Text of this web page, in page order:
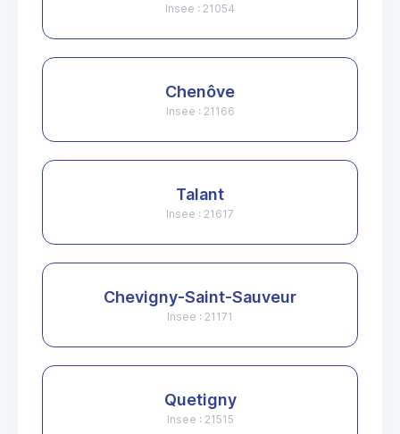
Insee : 21054
Chenôve
Insee : 21166
Talant
Insee : 21617
Chevigny-Saint-Sauveur
Insee : 21171
Quetigny
Insee : 21515